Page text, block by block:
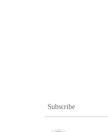
Subscribe